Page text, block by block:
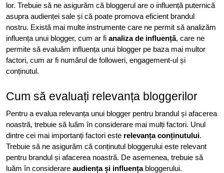
lor. Trebuie să ne asigurăm că bloggerul are o influență puternică
asupra audienței sale și că poate promova eficient brandul
nostru. Există mai multe instrumente care ne permit să analizăm
influența unui blogger, cum ar fi analiza de influență, care ne
permite să evaluăm influența unui blogger pe baza mai multor
factori, cum ar fi numărul de followeri, engagement-ul și
conținutul.
Cum să evaluați relevanța bloggerilor
Pentru a evalua relevanța unui blogger pentru brandul și afacerea
noastră, trebuie să luăm în considerare mai mulți factori. Unul
dintre cei mai importanți factori este relevanța conținutului.
Trebuie să ne asigurăm că conținutul bloggerului este relevant
pentru brandul și afacerea noastră. De asemenea, trebuie să
luăm în considerare audiența și influențabloggerului.